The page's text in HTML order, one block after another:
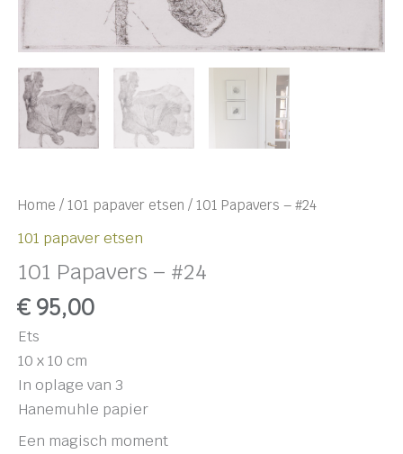
Home / 101 papaver etsen / 101 Papavers – #24
101 papaver etsen
101 Papavers – #24
€ 95,00
Ets
10 x 10 cm
In oplage van 3
Hanemuhle papier
Een magisch moment